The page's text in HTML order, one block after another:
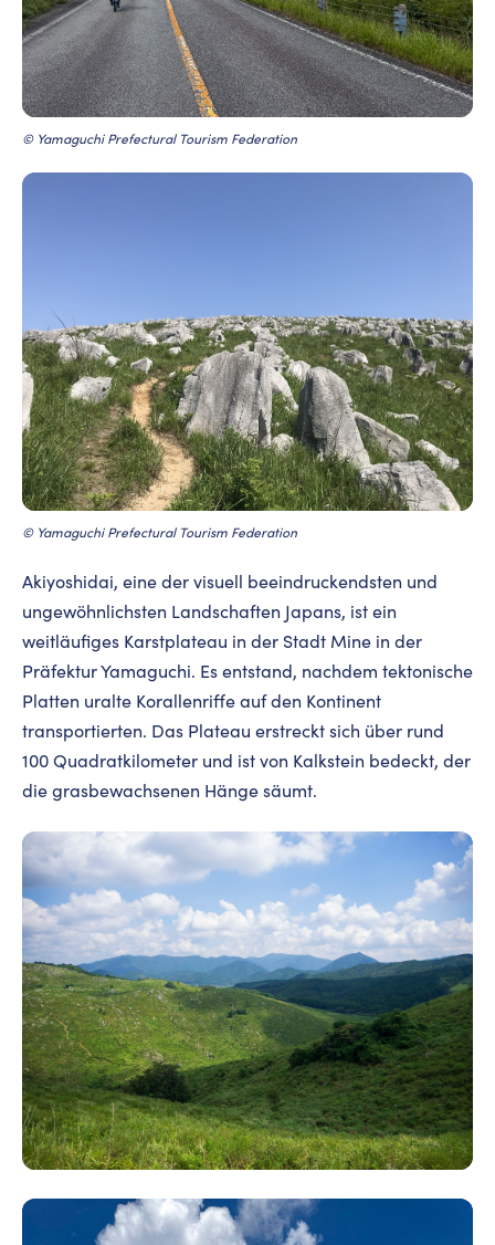
© Yamaguchi Prefectural Tourism Federation
© Yamaguchi Prefectural Tourism Federation
Akiyoshidai, eine der visuell beeindruckendsten und
ungewöhnlichsten Landschaften Japans, ist ein
weitläufiges Karstplateau in der Stadt Mine in der
Präfektur Yamaguchi. Es entstand, nachdem tektonische
Platten uralte Korallenriffe auf den Kontinent
transportierten. Das Plateau erstreckt sich über rund
100 Quadratkilometer und ist von Kalkstein bedeckt, der
die grasbewachsenen Hänge säumt.